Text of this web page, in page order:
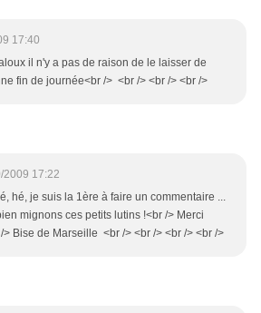
17:40
il n'y a pas de raison de le laisser de
fin de journée<br /> <br /> <br /> <br />
2009 17:22
hé, je suis la 1ère à faire un commentaire ...
mignons ces petits lutins !<br /> Merci
> Bise de Marseille <br /> <br /> <br /> <br />